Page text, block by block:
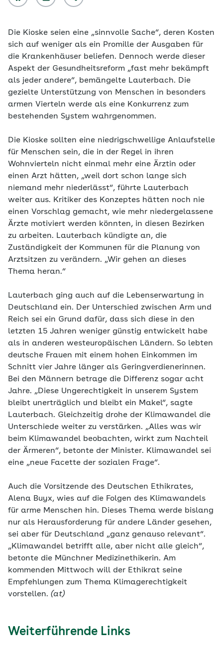
Die Kioske seien eine „sinnvolle Sache“, deren Kosten
sich auf weniger als ein Promille der Ausgaben für
die Krankenhäuser beliefen. Dennoch werde dieser
Aspekt der Gesundheitsreform „fast mehr bekämpft
als jeder andere“, bemängelte Lauterbach. Die
gezielte Unterstützung von Menschen in besonders
armen Vierteln werde als eine Konkurrenz zum
bestehenden System wahrgenommen.
Die Kioske sollten eine niedrigschwellige Anlaufstelle
für Menschen sein, die in der Regel in ihren
Wohnvierteln nicht einmal mehr eine Ärztin oder
einen Arzt hätten, „weil dort schon lange sich
niemand mehr niederlässt“, führte Lauterbach
weiter aus. Kritiker des Konzeptes hätten noch nie
einen Vorschlag gemacht, wie mehr niedergelassene
Ärzte motiviert werden könnten, in diesen Bezirken
zu arbeiten. Lauterbach kündigte an, die
Zuständigkeit der Kommunen für die Planung von
Arztsitzen zu verändern. „Wir gehen an dieses
Thema heran.“
Lauterbach ging auch auf die Lebenserwartung in
Deutschland ein. Der Unterschied zwischen Arm und
Reich sei ein Grund dafür, dass sich diese in den
letzten 15 Jahren weniger günstig entwickelt habe
als in anderen westeuropäischen Ländern. So lebten
deutsche Frauen mit einem hohen Einkommen im
Schnitt vier Jahre länger als Geringverdienerinnen.
Bei den Männern betrage die Differenz sogar acht
Jahre. „Diese Ungerechtigkeit in unserem System
bleibt unerträglich und bleibt ein Makel“, sagte
Lauterbach. Gleichzeitig drohe der Klimawandel die
Unterschiede weiter zu verstärken. „Alles was wir
beim Klimawandel beobachten, wirkt zum Nachteil
der Ärmeren“, betonte der Minister. Klimawandel sei
eine „neue Facette der sozialen Frage“.
Auch die Vorsitzende des Deutschen Ethikrates,
Alena Buyx, wies auf die Folgen des Klimawandels
für arme Menschen hin. Dieses Thema werde bislang
nur als Herausforderung für andere Länder gesehen,
sei aber für Deutschland „ganz genauso relevant“.
„Klimawandel betrifft alle, aber nicht alle gleich“,
betonte die Münchner Medizinethikerin. Am
kommenden Mittwoch will der Ethikrat seine
Empfehlungen zum Thema Klimagerechtigkeit
vorstellen. (at)
Weiterführende Links